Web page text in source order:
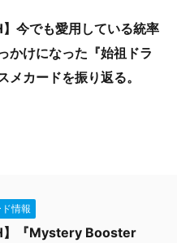
】今でも愛用している統率
かけになった『始祖ドラ
メカードを振り返る。
情報
】『Mystery Booster